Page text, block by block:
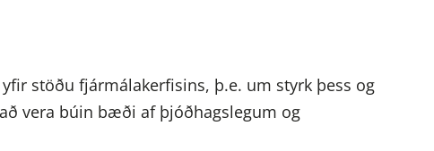
stöðu fjármálakerfisins, þ.e. um styrk þess og
vera búin bæði af þjóðhagslegum og